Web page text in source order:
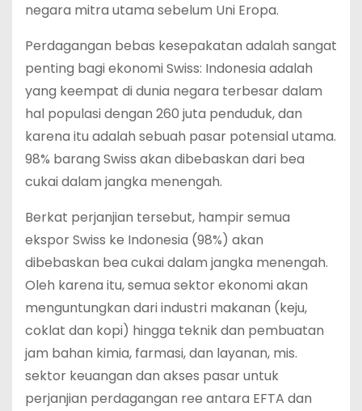
negara mitra utama sebelum Uni Eropa.
Perdagangan bebas kesepakatan adalah sangat
penting bagi ekonomi Swiss: Indonesia adalah
yang keempat di dunia negara terbesar dalam
hal populasi dengan 260 juta penduduk, dan
karena itu adalah sebuah pasar potensial utama.
98% barang Swiss akan dibebaskan dari bea
cukai dalam jangka menengah.
Berkat perjanjian tersebut, hampir semua
ekspor Swiss ke Indonesia (98%) akan
dibebaskan bea cukai dalam jangka menengah.
Oleh karena itu, semua sektor ekonomi akan
menguntungkan dari industri makanan (keju,
coklat dan kopi) hingga teknik dan pembuatan
jam bahan kimia, farmasi, dan layanan, mis.
sektor keuangan dan akses pasar untuk
perjanjian perdagangan ree antara EFTA dan